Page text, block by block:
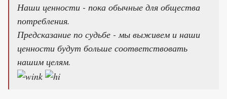
Наши ценности - пока обычные для общества
потребления.
Предсказание по судьбе - мы выживем и наши
ценности будут больше соответствовать
нашим целям.